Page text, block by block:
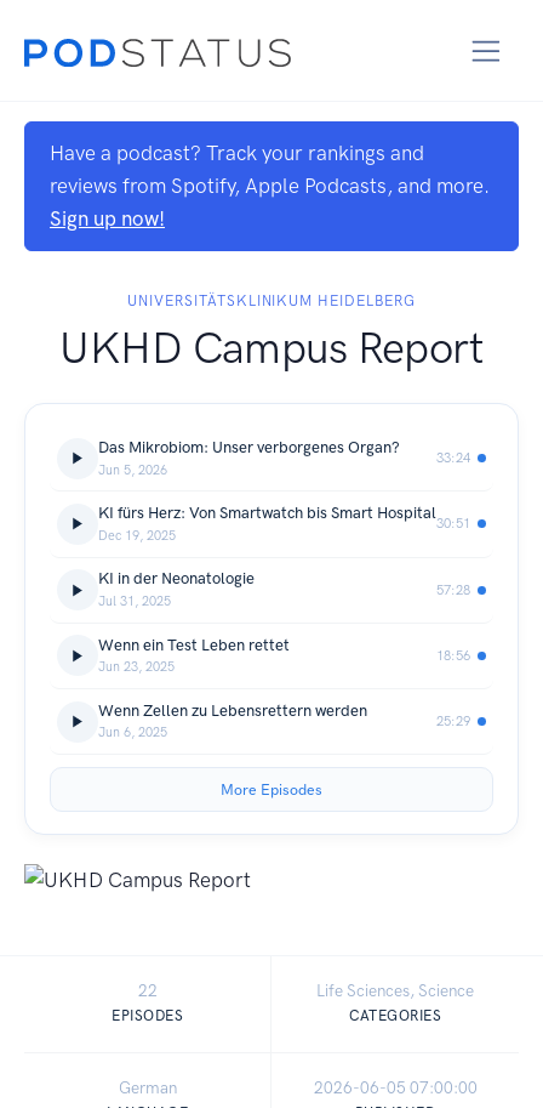
Have a podcast? Track your rankings and
reviews from Spotify, Apple Podcasts, and more.
Sign up now!
UNIVERSITÄTSKLINIKUM HEIDELBERG
UKHD Campus Report
Das Mikrobiom: Unser verborgenes Organ?
Jun 5, 2026
33:24
KI fürs Herz: Von Smartwatch bis Smart Hospital
Dec 19, 2025
30:51
KI in der Neonatologie
Jul 31, 2025
57:28
Wenn ein Test Leben rettet
Jun 23, 2025
18:56
Wenn Zellen zu Lebensrettern werden
Jun 6, 2025
25:29
More Episodes
22
EPISODES
Life Sciences, Science
CATEGORIES
German 2026-06-05 07:00:00